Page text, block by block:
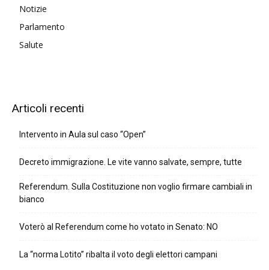
Notizie
Parlamento
Salute
Articoli recenti
Intervento in Aula sul caso “Open”
Decreto immigrazione. Le vite vanno salvate, sempre, tutte
Referendum. Sulla Costituzione non voglio firmare cambiali in
bianco
Voterò al Referendum come ho votato in Senato: NO
La “norma Lotito” ribalta il voto degli elettori campani